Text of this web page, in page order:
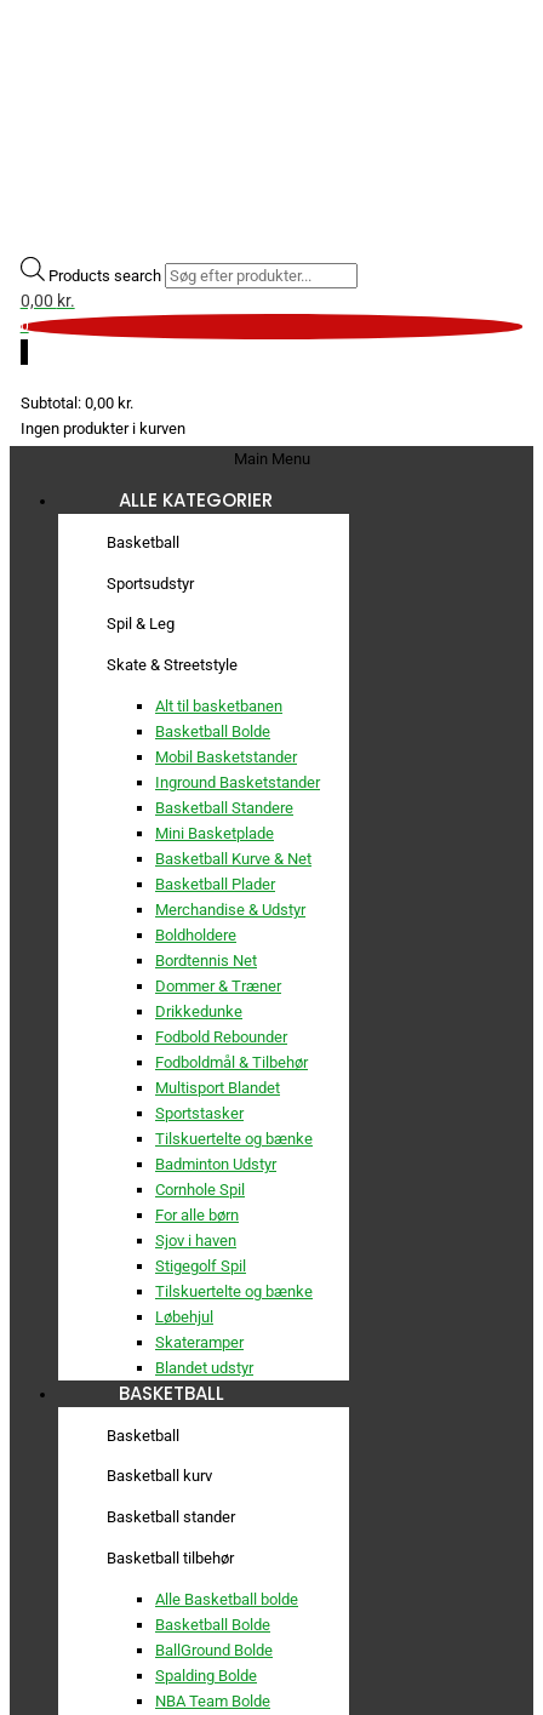
Products search
0,00 kr.
0
Subtotal: 0,00 kr.
Ingen produkter i kurven
Main Menu
ALLE KATEGORIER
Basketball
Sportsudstyr
Spil & Leg
Skate & Streetstyle
Alt til basketbanen
Basketball Bolde
Mobil Basketstander
Inground Basketstander
Basketball Standere
Mini Basketplade
Basketball Kurve & Net
Basketball Plader
Merchandise & Udstyr
Boldholdere
Bordtennis Net
Dommer & Træner
Drikkedunke
Fodbold Rebounder
Fodboldmål & Tilbehør
Multisport Blandet
Sportstasker
Tilskuertelte og bænke
Badminton Udstyr
Cornhole Spil
For alle børn
Sjov i haven
Stigegolf Spil
Tilskuertelte og bænke
Løbehjul
Skateramper
Blandet udstyr
BASKETBALL
Basketball
Basketball kurv
Basketball stander
Basketball tilbehør
Alle Basketball bolde
Basketball Bolde
BallGround Bolde
Spalding Bolde
NBA Team Bolde